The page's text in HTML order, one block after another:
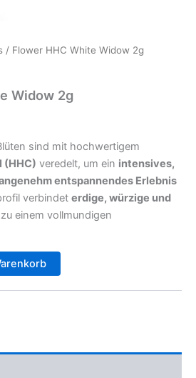
/ Flower HHC White Widow 2g
Widow 2g
sind mit hochwertigem
(HHC) veredelt, um ein intensives,
entspannendes Erlebnis
verbindet erdige, würzige und
zu einem vollmundigen